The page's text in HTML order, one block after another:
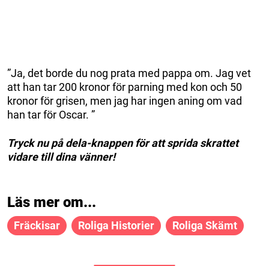
”Ja, det borde du nog prata med pappa om. Jag vet
att han tar 200 kronor för parning med kon och 50
kronor för grisen, men jag har ingen aning om vad
han tar för Oscar. ”
Tryck nu på dela-knappen för att sprida skrattet
vidare till dina vänner!
Läs mer om...
Fräckisar Roliga Historier Roliga Skämt